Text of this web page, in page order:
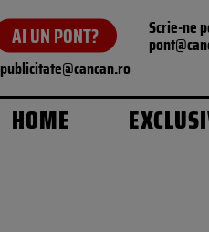
AI UN PONT? Scrie-ne
publicitate@cancan.ro
HOME